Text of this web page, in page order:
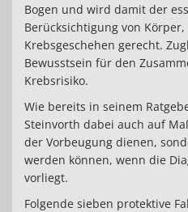
Bogen und wird damit der
Berücksichtigung von
Krebsgeschehen gerecht.
Bewusstsein für den
Krebsrisiko.
Wie bereits in seinem
Steinvorth dabei auch auf
der Vorbeugung dienen,
werden können, wenn die
vorliegt.
Folgende sieben protektive